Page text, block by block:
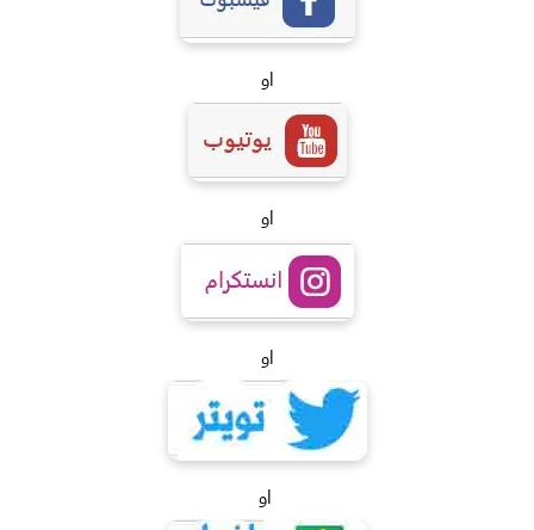
او
او
او
او